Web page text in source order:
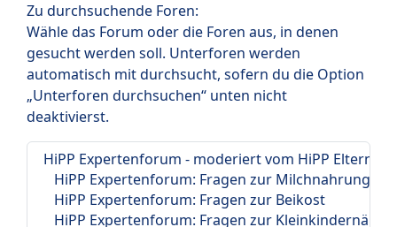
Zu durchsuchende Foren:
Wähle das Forum oder die Foren aus, in denen
gesucht werden soll. Unterforen werden
automatisch mit durchsucht, sofern du die Option
„Unterforen durchsuchen“ unten nicht
deaktivierst.